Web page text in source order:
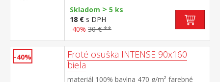
Skladom > 5 ks
18 € s DPH
-40% 30 € **
-40%
Froté osuška INTENSE 90x160
biela
materiál 100% bavlna 470 g/m² farebné